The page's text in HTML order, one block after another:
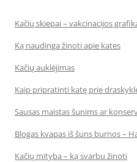
Kačių skiepai – vakcinacijos
Ką naudinga žinoti apie kates
Kačių auklėjimas
Kaip pripratinti katę prie
Sausas maistas šunims ar
Blogas kvapas iš šuns burnos –
Kačių mityba – ką svarbu žinoti